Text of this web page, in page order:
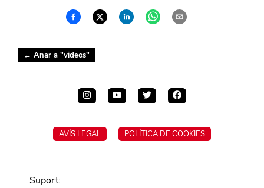
← Anar a "videos"
AVÍS LEGAL POLÍTICA DE COOKIES
Suport: